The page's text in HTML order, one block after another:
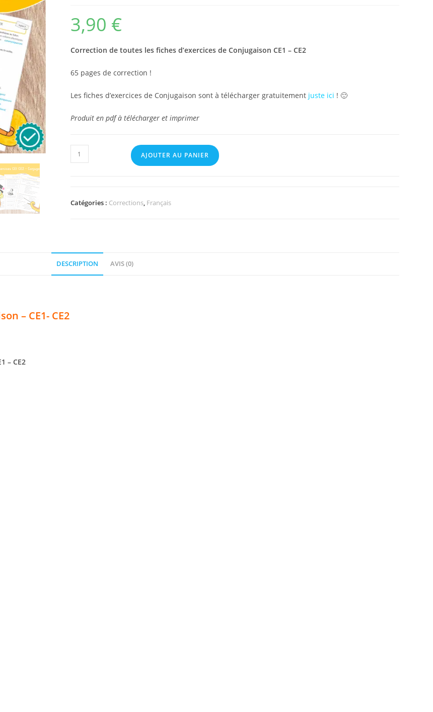
3,90 €
Correction de toutes les fiches d’exercices de Conjugaison CE1 – CE2
65 pages de correction !
Les fiches d’exercices de Conjugaison sont à télécharger gratuitement juste ici ! 🙂
Produit en pdf à télécharger et imprimer
quantité
de
Fiches
-
CE1-
CE2
AJOUTER AU PANIER
Catégories : Corrections, Français
DESCRIPTION AVIS (0)
– CE1- CE2
– CE2